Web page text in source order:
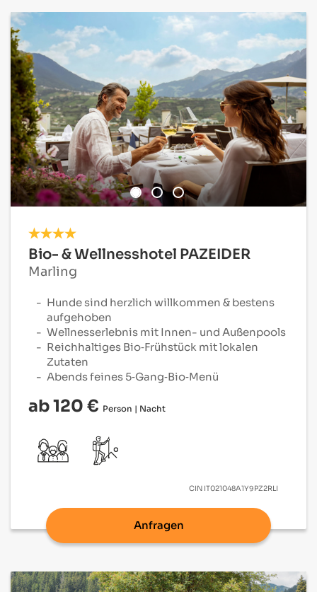
Bio- & Wellnesshotel PAZEIDER
Marling
Hunde sind herzlich willkommen & bestens
aufgehoben
Wellnesserlebnis mit Innen- und Außenpools
Reichhaltiges Bio‑Frühstück mit lokalen
Zutaten
Abends feines 5‑Gang‑Bio‑Menü
ab 120 € Person | Nacht
CIN IT021048A1Y9PZ2RLI
Anfragen